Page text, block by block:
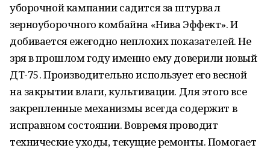
уборочной кампании садится за штурвал
зерноуборочного комбайна «Нива Эффект». И
добивается ежегодно неплохих показателей. Не
зря в прошлом году именно ему доверили новый
ДТ-75. Производительно использует его весной
на закрытии влаги, культивации. Для этого все
закрепленные механизмы всегда содержит в
исправном состоянии. Вовремя проводит
технические уходы, текущие ремонты. Помогает